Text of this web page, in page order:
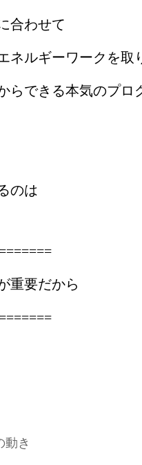
合わせて
ネルギーワークを取
らできる本気のプロ
のは
重要だから
動き